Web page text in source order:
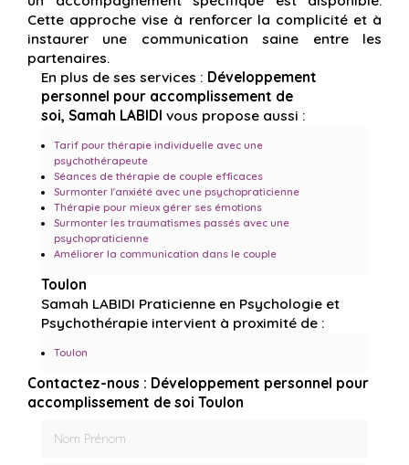
Cette approche vise à renforcer la complicité et à
instaurer une communication saine entre les
partenaires.
En plus de ses services : Développement
personnel pour accomplissement de
soi, Samah LABIDI vous propose aussi :
Tarif pour thérapie individuelle avec une
psychothérapeute
Séances de thérapie de couple efficaces
Surmonter l'anxiété avec une psychopraticienne
Thérapie pour mieux gérer ses émotions
Surmonter les traumatismes passés avec une
psychopraticienne
Améliorer la communication dans le couple
Toulon
Samah LABIDI Praticienne en Psychologie et
Psychothérapie intervient à proximité de :
Toulon
Contactez-nous : Développement personnel pour
accomplissement de soi Toulon